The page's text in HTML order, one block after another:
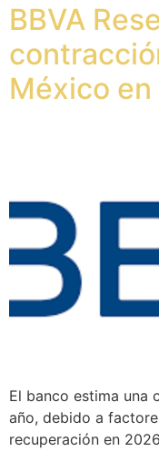
BBVA
México
El banco estima una
año, debido a
recuperación en